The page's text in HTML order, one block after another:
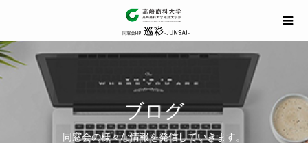
ブログ
同窓会の様々な情報を発信していきます。